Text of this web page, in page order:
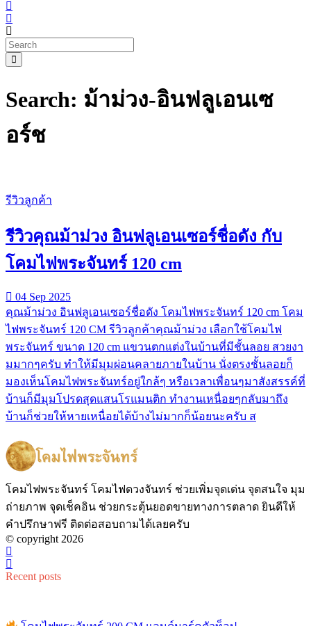
Search: ม้าม่วง-อินฟลูเอนเซ
อร์ช
รีวิวลูกค้า
รีวิวคุณม้าม่วง อินฟลูเอนเซอร์ชื่อดัง กับ
โคมไฟพระจันทร์ 120 cm
04 Sep 2025
คุณม้าม่วง อินฟลูเอนเซอร์ชื่อดัง โคมไฟพระจันทร์ 120 cm โคม
ไฟพระจันทร์ 120 CM รีวิวลูกค้าคุณม้าม่วง เลือกใช้โคมไฟ
พระจันทร์ ขนาด 120 cm แขวนตกแต่งในบ้านที่มีชั้นลอย สวยงา
มมากๆครับ ทำให้มีมุมผ่อนคลายภายในบ้าน นั่งตรงชั้นลอยก็
มองเห็นโคมไฟพระจันทร์อยู่ใกล้ๆ หรือเวลาเพื่อนๆมาสังสรรค์ที่
บ้านก็มีมุมโปรดสุดแสนโรแมนติก ทำงานเหนื่อยๆกลับมาถึง
บ้านก็ช่วยให้หายเหนื่อยได้บ้างไม่มากก็น้อยนะครับ ส
โคมไฟพระจันทร์ โคมไฟดวงจันทร์ ช่วยเพิ่มจุดเด่น จุดสนใจ มุม
ถ่ายภาพ จุดเช็คอิน ช่วยกระตุ้นยอดขายทางการตลาด ยินดีให้
คำปรึกษาฟรี ติดต่อสอบถามได้เลยครับ
© copyright 2026
Recent posts